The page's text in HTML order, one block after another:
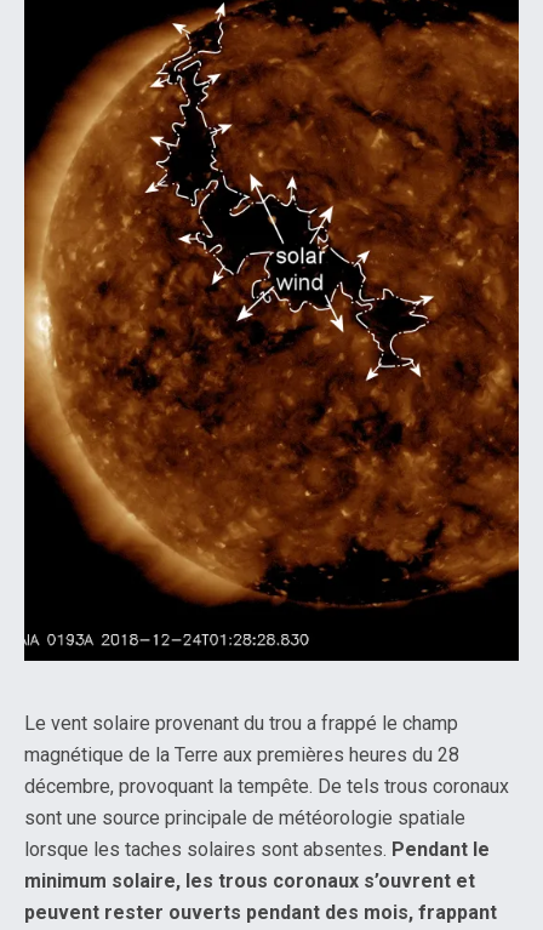
Le vent solaire provenant du trou a frappé le champ
magnétique de la Terre aux premières heures du 28
décembre, provoquant la tempête. De tels trous coronaux
sont une source principale de météorologie spatiale
lorsque les taches solaires sont absentes. Pendant le
minimum solaire, les trous coronaux s’ouvrent et
peuvent rester ouverts pendant des mois, frappant